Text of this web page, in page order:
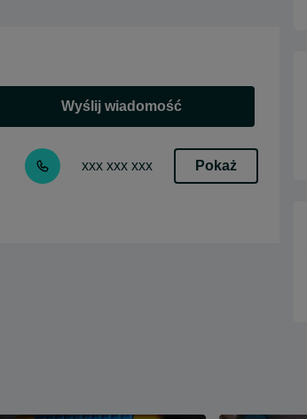
Wyślij wiadomość
xxx xxx xxx Pokaż